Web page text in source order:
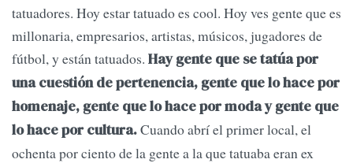
tatuadores. Hoy estar tatuado es cool. Hoy ves gente que es
millonaria, empresarios, artistas, músicos, jugadores de
fútbol, y están tatuados. Hay gente que se tatúa por
una cuestión de pertenencia, gente que lo hace por
homenaje, gente que lo hace por moda y gente que
lo hace por cultura.Cuando abrí el primer local, el
ochenta por ciento de la gente a la que tatuaba eran ex